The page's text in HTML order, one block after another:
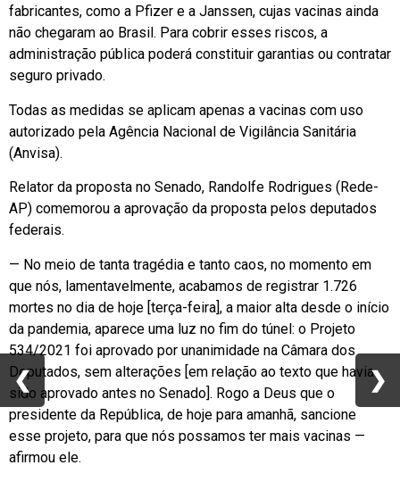
fabricantes, como a Pfizer e a Janssen, cujas vacinas ainda
não chegaram ao Brasil. Para cobrir esses riscos, a
administração pública poderá constituir garantias ou contratar
seguro privado.
Todas as medidas se aplicam apenas a vacinas com uso
autorizado pela Agência Nacional de Vigilância Sanitária
(Anvisa).
Relator da proposta no Senado, Randolfe Rodrigues (Rede-
AP) comemorou a aprovação da proposta pelos deputados
federais.
— No meio de tanta tragédia e tanto caos, no momento em
que nós, lamentavelmente, acabamos de registrar 1.726
mortes no dia de hoje [terça-feira], a maior alta desde o início
da pandemia, aparece uma luz no fim do túnel: o Projeto
534/2021 foi aprovado por unanimidade na Câmara dos
Deputados, sem alterações [em relação ao texto que havia
sido aprovado antes no Senado]. Rogo a Deus que o
presidente da República, de hoje para amanhã, sancione
esse projeto, para que nós possamos ter mais vacinas —
afirmou ele.
❮ ❯
❮ ❯